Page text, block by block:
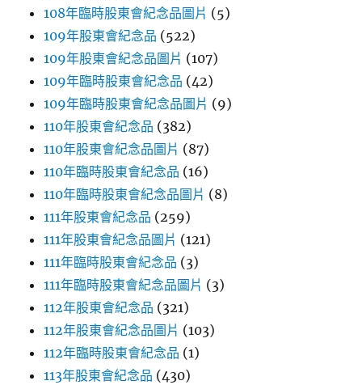
108年臨時股東會紀念品圖片 (5)
109年股東會紀念品 (522)
109年股東會紀念品圖片 (107)
109年臨時股東會紀念品 (42)
109年臨時股東會紀念品圖片 (9)
110年股東會紀念品 (382)
110年股東會紀念品圖片 (87)
110年臨時股東會紀念品 (16)
110年臨時股東會紀念品圖片 (8)
111年股東會紀念品 (259)
111年股東會紀念品圖片 (121)
111年臨時股東會紀念品 (3)
111年臨時股東會紀念品圖片 (3)
112年股東會紀念品 (321)
112年股東會紀念品圖片 (103)
112年臨時股東會紀念品 (1)
113年股東會紀念品 (430)